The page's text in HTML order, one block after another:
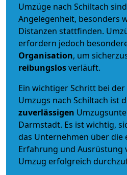
Umzüge nach Schiltach
Angelegenheit, besonders
Distanzen stattfinden.
erfordern jedoch
Organisation, um
reibungslosverläuft.
Ein wichtiger Schritt bei
Umzugs nach Schiltach ist
zuverlässigen
Darmstadt. Es ist wichtig,
das Unternehmen über
Erfahrung und Ausrüstung
Umzug erfolgreich